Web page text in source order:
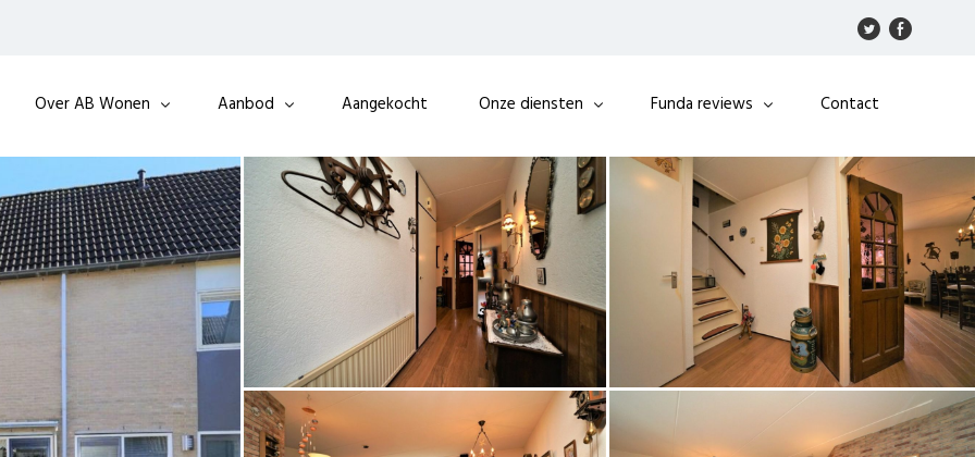
Over AB Wonen Aanbod Aangekocht Onze diensten Funda reviews Contact